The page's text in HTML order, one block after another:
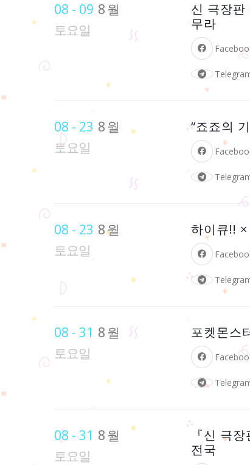
08 - 09 8월
토요일
신 극장
무라
08 - 23 8월
토요일
“죠죠의
08 - 23 8월
토요일
하이큐!!
08 - 31 8월
토요일
포켓몬스
08 - 31 8월
토요일
『신 극
전국